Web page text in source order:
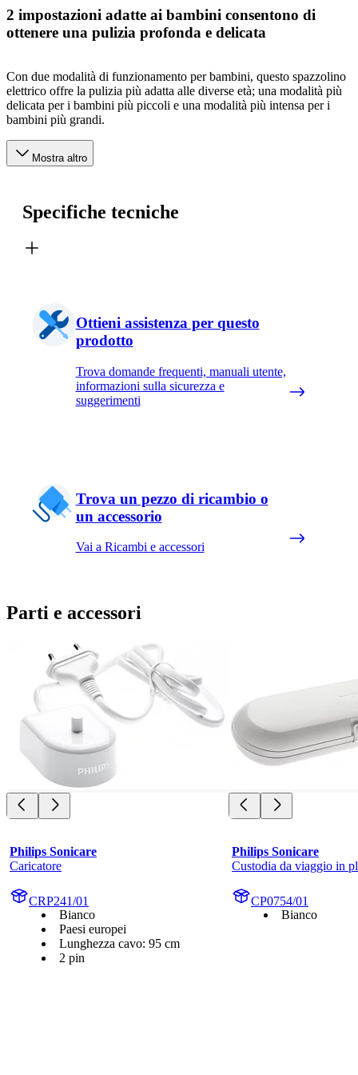
2 impostazioni adatte ai bambini consentono di
ottenere una pulizia profonda e delicata
Con due modalità di funzionamento per bambini, questo spazzolino
elettrico offre la pulizia più adatta alle diverse età; una modalità più
delicata per i bambini più piccoli e una modalità più intensa per i
bambini più grandi.
Mostra altro
Specifiche tecniche
Ottieni assistenza per questo
prodotto
Trova domande frequenti, manuali utente,
informazioni sulla sicurezza e
suggerimenti
Trova un pezzo di ricambio o
un accessorio
Vai a Ricambi e accessori
Parti e accessori
Philips Sonicare
Caricatore
CRP241/01
Bianco
Paesi europei
Lunghezza cavo: 95 cm
2 pin
Philips Sonicare
Custodia da viaggio in
CP0754/01
Bianco